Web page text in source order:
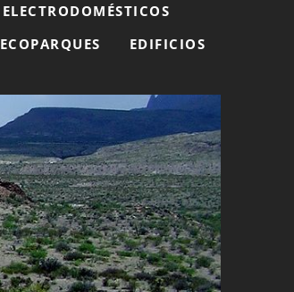
ELECTRODOMÉSTICOS
ECOPARQUES EDIFICIOS